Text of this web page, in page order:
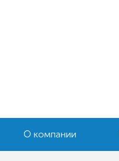
О компании